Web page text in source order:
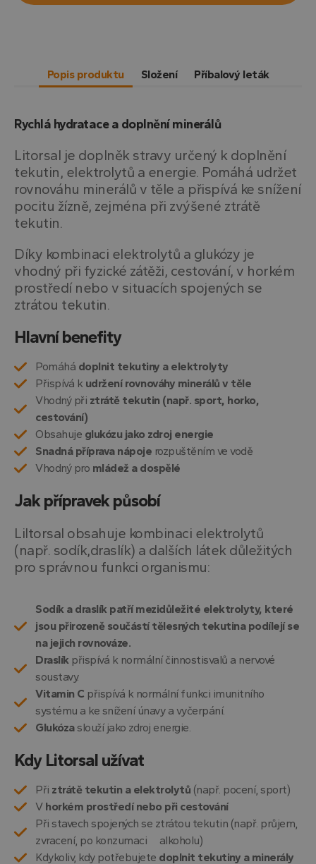
Popis produktu Složení Příbalový leták
Rychlá hydratace a doplnění minerálů
Litorsal je doplněk stravy určený k doplnění
tekutin, elektrolytů a energie. Pomáhá udržet
rovnováhu minerálů v těle a přispívá ke snížení
pocitu žízně, zejména při zvýšené ztrátě
tekutin.
Díky kombinaci elektrolytů a glukózy je
vhodný při fyzické zátěži, cestování, v horkém
prostředí nebo v situacích spojených se
ztrátou tekutin.
Hlavní benefity
Pomáhá doplnit tekutiny a elektrolyty
Přispívá k udržení rovnováhy minerálů v těle
Vhodný při ztrátě tekutin (např. sport, horko,
cestování)
Obsahuje glukózu jako zdroj energie
Snadná příprava nápoje rozpuštěním ve vodě
Vhodný pro mládež a dospělé
Jak přípravek působí
LiItorsal obsahuje kombinaci elektrolytů
(např. sodík,draslík) a dalších látek důležitých
pro správnou funkci organismu:
Sodík a draslík patří mezidůležité elektrolyty, které
jsou přirozeně součástí tělesných tekutina podílejí se
na jejich rovnováze.
Draslíkpřispívá k normální činnostisvalů a nervové
soustavy.
Vitamin C přispívá k normální funkci imunitního
systému a ke snížení únavy a vyčerpání.
Glukózaslouží jako zdroj energie.
Kdy Litorsal užívat
Při ztrátě tekutin a elektrolytů (např. pocení, sport)
V horkém prostředí nebo při cestování
Při stavech spojených se ztrátou tekutin (např. průjem,
zvracení, po konzumaci alkoholu)
Kdykoliv, kdy potřebujete doplnit tekutiny a minerály